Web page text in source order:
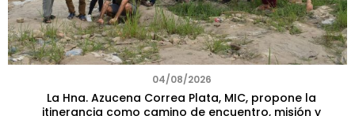
04/08/2026
La Hna. Azucena Correa Plata, MIC, propone la
itinerancia como camino de encuentro, misión y